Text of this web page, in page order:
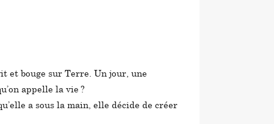
et bouge sur Terre. Un jour, une
appelle la vie ?
a sous la main, elle décide de créer